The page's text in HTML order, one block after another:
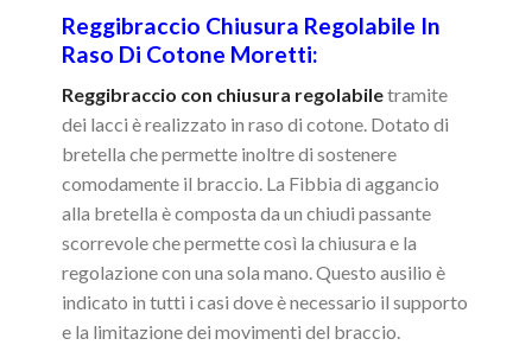
Reggibraccio Chiusura Regolabile In
Raso Di Cotone Moretti:
Reggibraccio con chiusura regolabiletramite
dei lacci è realizzato in raso di cotone. Dotato di
bretella che permette inoltre di sostenere
comodamente il braccio. La Fibbia di aggancio
alla bretella è composta da un chiudi passante
scorrevole che permette così la chiusura e la
regolazione con una sola mano. Questo ausilio è
indicato in tutti i casi dove è necessario il supporto
e la limitazione dei movimenti del braccio.